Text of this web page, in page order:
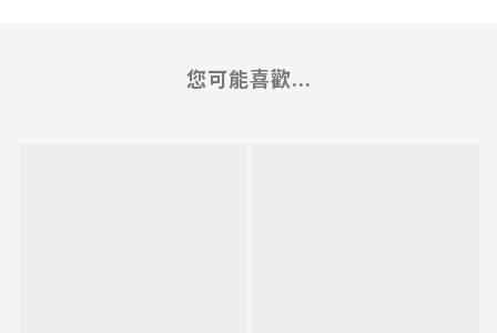
您可能喜歡...